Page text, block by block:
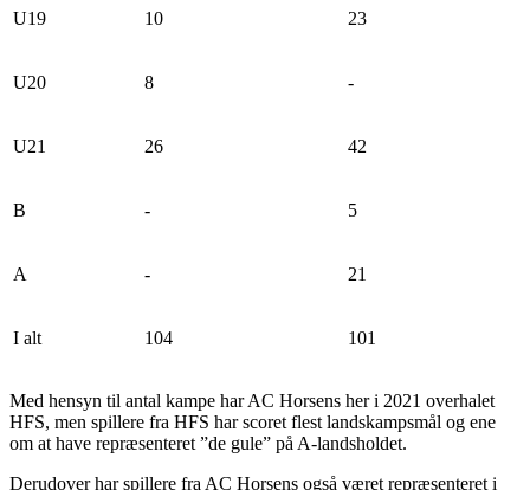
U19 10 23
U20 8 -
U21 26 42
B - 5
A - 21
I alt 104 101
Med hensyn til antal kampe har AC Horsens her i 2021 overhalet
HFS, men spillere fra HFS har scoret flest landskampsmål og ene
om at have repræsenteret ”de gule” på A-landsholdet.
Derudover har spillere fra AC Horsens også været repræsenteret i